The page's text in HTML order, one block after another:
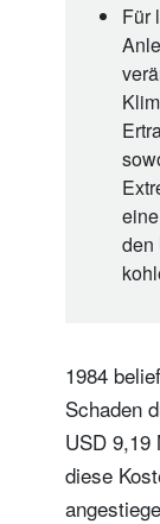
Für
den
1984
Schaden
USD 9,19
diese